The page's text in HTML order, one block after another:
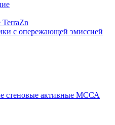
TerraZn
с опережающей эмиссией
стеновые активные МССА